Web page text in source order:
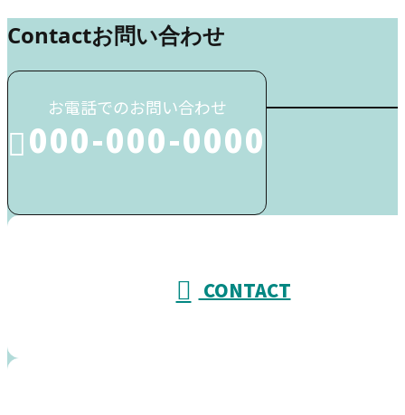
Contactお問い合わせ
お電話でのお問い合わせ
000-000-0000
CONTACT